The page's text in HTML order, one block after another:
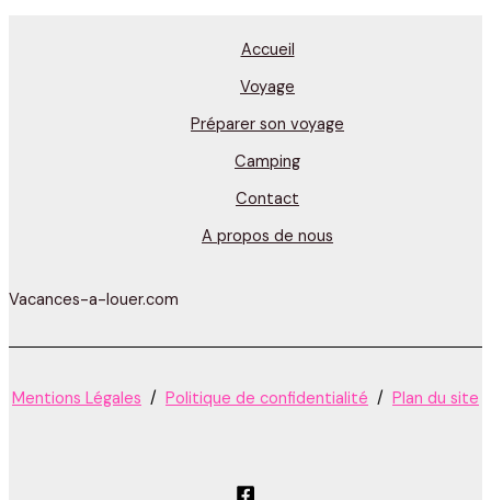
Accueil
Voyage
Préparer son voyage
Camping
Contact
A propos de nous
Vacances-a-louer.com
Mentions Légales / Politique de confidentialité / Plan du site